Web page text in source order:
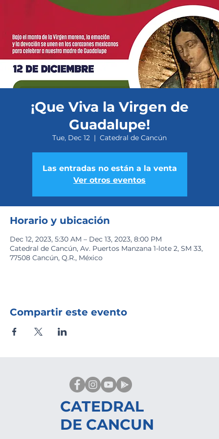
¡Que Viva la Virgen de
Guadalupe!
Tue, Dec 12
  |
Catedral de Cancún
Las entradas no están a la venta
Ver otros eventos
Horario y ubicación
Dec 12, 2023, 5:30 AM – Dec 13, 2023, 8:00 PM
Catedral de Cancún, Av. Puertos Manzana 1-lote 2, SM 33,
77508 Cancún, Q.R., México
Compartir este evento
CATEDRAL
DE CANCUN